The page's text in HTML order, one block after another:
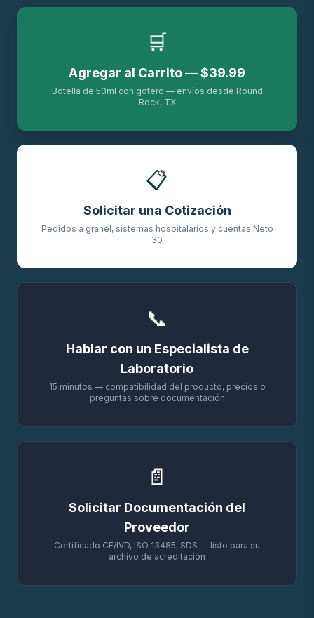
🛒
Agregar al Carrito — $39.99
Botella de 50ml con gotero — envíos desde Round
Rock, TX
📋
Solicitar una Cotización
Pedidos a granel, sistemas hospitalarios y cuentas Neto
30
📞
Hablar con un Especialista de
Laboratorio
15 minutos — compatibilidad del producto, precios o
preguntas sobre documentación
📄
Solicitar Documentación del
Proveedor
Certificado CE/IVD, ISO 13485, SDS — listo para su
archivo de acreditación
Immersion Oil (DBP Free) PL.396
Microscopy & lab supply questions